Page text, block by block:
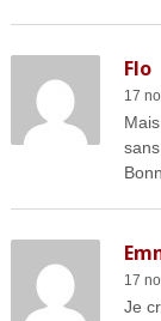
Flo
17
17
Je